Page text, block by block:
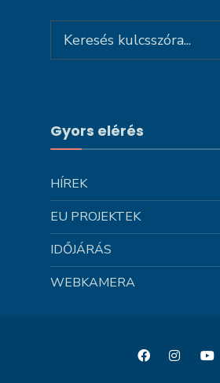
for:
Gyors elérés
HÍREK
EU PROJEKTEK
IDŐJÁRÁS
WEBKAMERA